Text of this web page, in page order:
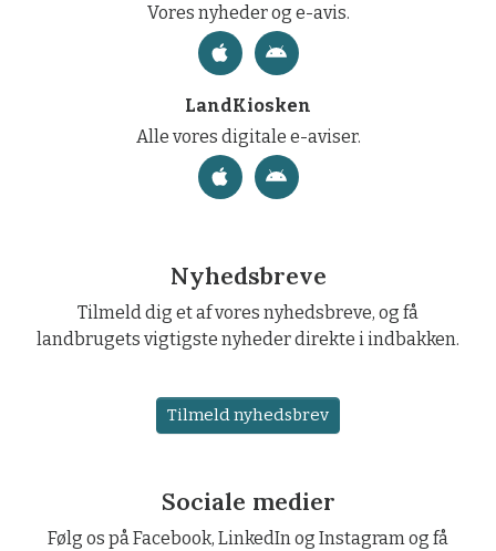
Vores nyheder og e-avis.
LandKiosken
Alle vores digitale e-aviser.
Nyhedsbreve
Tilmeld dig et af vores nyhedsbreve, og få
landbrugets vigtigste nyheder direkte i indbakken.
Tilmeld nyhedsbrev
Sociale medier
Følg os på Facebook, LinkedIn og Instagram og få